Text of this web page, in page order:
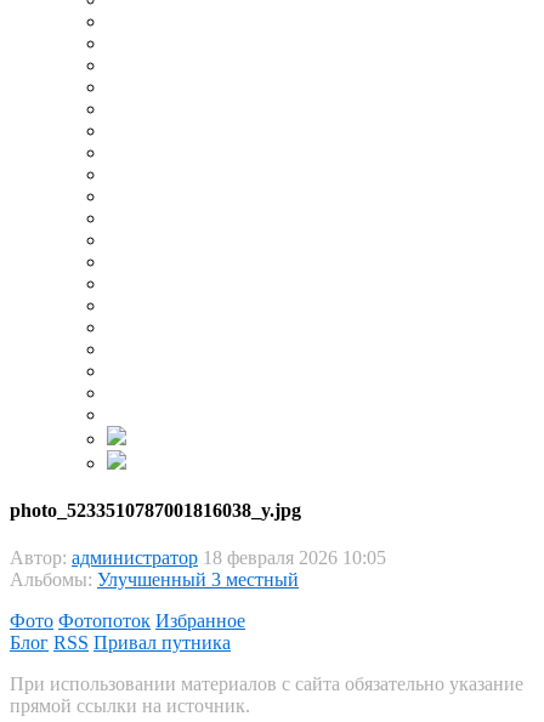
photo_5233510787001816038_y.jpg
Автор: администратор 18 февраля 2026 10:05
Альбомы: Улучшенный 3 местный
Фото Фотопоток Избранное
Блог RSS Привал путника
При использовании материалов с сайта обязательно указание
прямой ссылки на источник.